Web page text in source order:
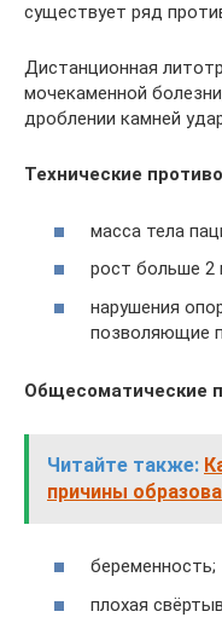
существует ряд
Дистанционная
мочекаменной
дроблении камней
Технические
масса тела
рост больше 2
нарушения
позволяющие
Общесоматические
Читайте также:
причины
беременность;
плохая